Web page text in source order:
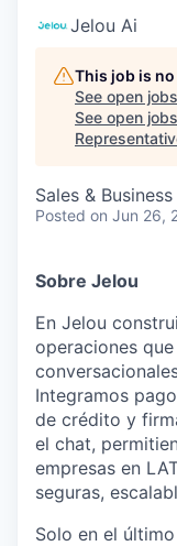
Jelou Ai
This job is
See open
See open
Sales &
Posted on Jun 26,
Sobre Jelou
En Jelou
operaciones
Integramos
de crédito y
el chat,
empresas en
seguras,
Solo en el